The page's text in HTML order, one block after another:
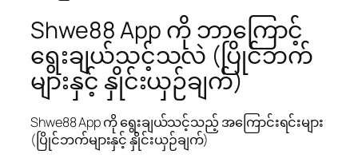
Shwe88 App ကို ဘာကြောင့်
ရွေးချယ်သင့်သလဲ (ပြိုင်ဘက်
များနှင့် နှိုင်းယှဉ်ချက်)
Shwe88 App ကို ရွေးချယ်သင့်သည့် အကြောင်းရင်းများ
(ပြိုင်ဘက်များနှင့် နှိုင်းယှဉ်ချက်)